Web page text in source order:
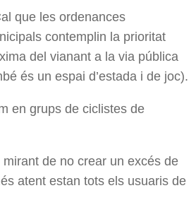
que les ordenances
contemplin la prioritat
del vianant a la via pública
és un espai d’estada i de joc).
en grups de ciclistes de
de no crear un excés de
atent estan tots els usuaris de